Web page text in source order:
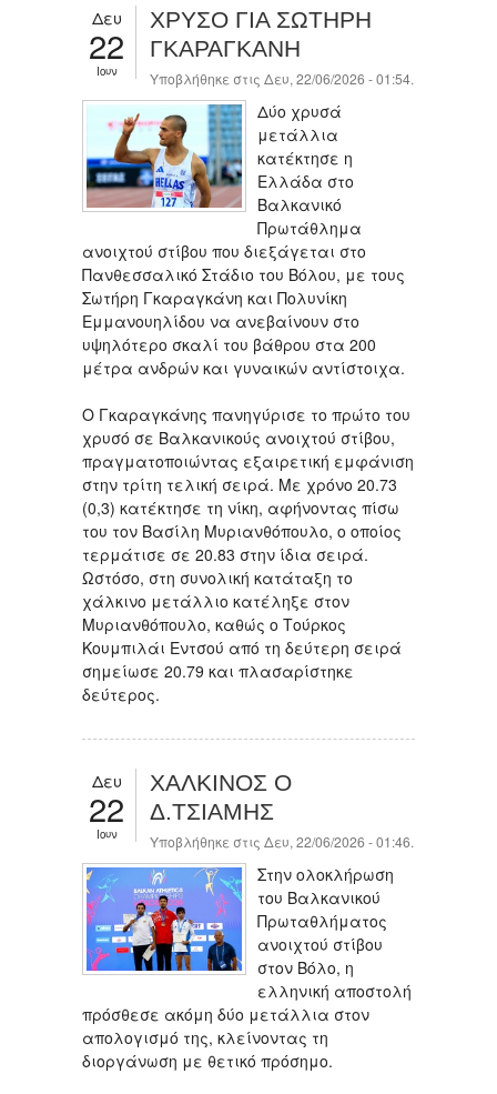
Δευ
22
Ιουν
ΧΡΥΣΟ ΓΙΑ ΣΩΤΗΡΗ
ΓΚΑΡΑΓΚΑΝΗ
Υποβλήθηκε στις Δευ, 22/06/2026 - 01:54.
Δύο χρυσά
μετάλλια
κατέκτησε η
Ελλάδα στο
Βαλκανικό
Πρωτάθλημα
ανοιχτού στίβου που διεξάγεται στο
Πανθεσσαλικό Στάδιο του Βόλου, με τους
Σωτήρη Γκαραγκάνη και Πολυνίκη
Εμμανουηλίδου να ανεβαίνουν στο
υψηλότερο σκαλί του βάθρου στα 200
μέτρα ανδρών και γυναικών αντίστοιχα.
Ο Γκαραγκάνης πανηγύρισε το πρώτο του
χρυσό σε Βαλκανικούς ανοιχτού στίβου,
πραγματοποιώντας εξαιρετική εμφάνιση
στην τρίτη τελική σειρά. Με χρόνο 20.73
(0,3) κατέκτησε τη νίκη, αφήνοντας πίσω
του τον Βασίλη Μυριανθόπουλο, ο οποίος
τερμάτισε σε 20.83 στην ίδια σειρά.
Ωστόσο, στη συνολική κατάταξη το
χάλκινο μετάλλιο κατέληξε στον
Μυριανθόπουλο, καθώς ο Τούρκος
Κουμπιλάι Εντσού από τη δεύτερη σειρά
σημείωσε 20.79 και πλασαρίστηκε
δεύτερος.
Δευ
22
Ιουν
ΧΑΛΚΙΝΟΣ Ο
Δ.ΤΣΙΑΜΗΣ
Υποβλήθηκε στις Δευ, 22/06/2026 - 01:46.
Στην ολοκλήρωση
του Βαλκανικού
Πρωταθλήματος
ανοιχτού στίβου
στον Βόλο, η
ελληνική αποστολή
πρόσθεσε ακόμη δύο μετάλλια στον
απολογισμό της, κλείνοντας τη
διοργάνωση με θετικό πρόσημο.